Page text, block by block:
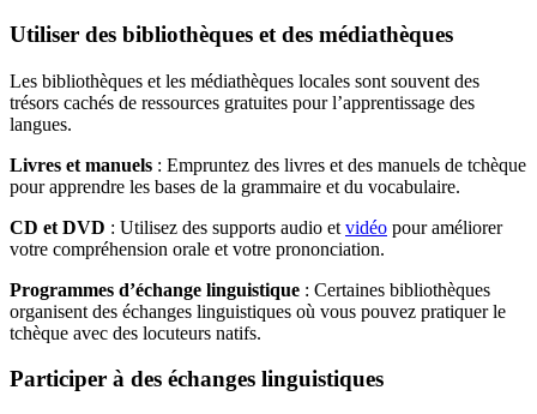
Utiliser des bibliothèques et des médiathèques
Les bibliothèques et les médiathèques locales sont souvent des
trésors cachés de ressources gratuites pour l’apprentissage des
langues.
Livres et manuels : Empruntez des livres et des manuels de tchèque
pour apprendre les bases de la grammaire et du vocabulaire.
CD et DVD : Utilisez des supports audio et vidéo pour améliorer
votre compréhension orale et votre prononciation.
Programmes d’échange linguistique : Certaines bibliothèques
organisent des échanges linguistiques où vous pouvez pratiquer le
tchèque avec des locuteurs natifs.
Participer à des échanges linguistiques